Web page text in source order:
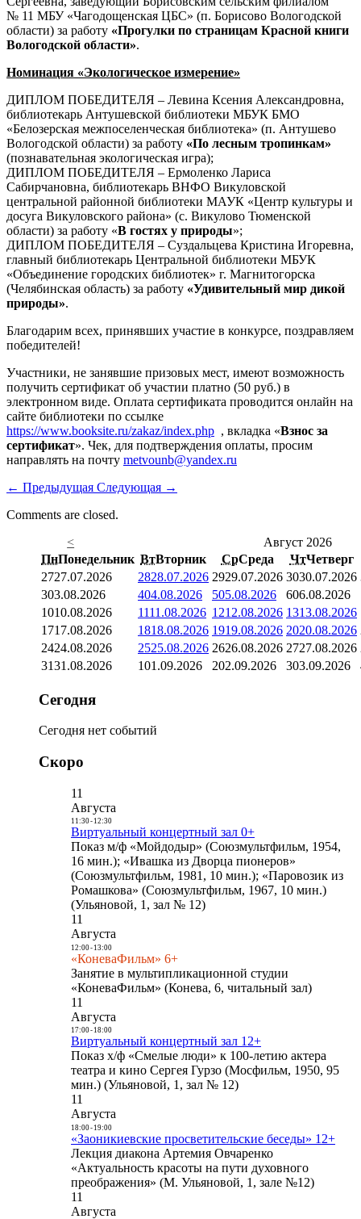
№ 11 МБУ «Чагодощенская ЦБС» (п. Борисово Вологодской
области) за работу «Прогулки по страницам Красной книги
Вологодской области».
Номинация «Экологическое измерение»
ДИПЛОМ ПОБЕДИТЕЛЯ – Левина Ксения Александровна,
библиотекарь Антушевской библиотеки МБУК БМО
«Белозерская межпоселенческая библиотека» (п. Антушево
Вологодской области) за работу «По лесным тропинкам»
(познавательная экологическая игра);
ДИПЛОМ ПОБЕДИТЕЛЯ – Ермоленко Лариса
Сабирчановна, библиотекарь ВНФО Викуловской
центральной районной библиотеки МАУК «Центр культуры и
досуга Викуловского района» (с. Викулово Тюменской
области) за работу «В гостях у природы»;
ДИПЛОМ ПОБЕДИТЕЛЯ – Суздальцева Кристина Игоревна,
главный библиотекарь Центральной библиотеки МБУК
«Объединение городских библиотек» г. Магнитогорска
(Челябинская область) за работу «Удивительный мир дикой
природы».
Благодарим всех, принявших участие в конкурсе, поздравляем
победителей!
Участники, не занявшие призовых мест, имеют возможность
получить сертификат об участии платно (50 руб.) в
электронном виде. Оплата сертификата проводится онлайн на
сайте библиотеки по ссылке
https://www.booksite.ru/zakaz/index.php , вкладка «Взнос за
сертификат». Чек, для подтверждения оплаты, просим
направлять на почту metvounb@yandex.ru
← Предыдущая Следующая →
Comments are closed.
<
Август 2026
ПнПонедельник ВтВторник СрСреда ЧтЧетверг
2727.07.2026 2828.07.2026 2929.07.2026 3030.07.2026
303.08.2026 404.08.2026 505.08.2026 606.08.2026
1010.08.2026 1111.08.2026 1212.08.2026 1313.08.2026
1717.08.2026 1818.08.2026 1919.08.2026 2020.08.2026
2424.08.2026 2525.08.2026 2626.08.2026 2727.08.2026
3131.08.2026 101.09.2026 202.09.2026 303.09.2026
Сегодня
Сегодня нет событий
Скоро
11
Августа
11:30- 12:30
Виртуальный концертный зал 0+
Показ м/ф «Мойдодыр» (Союзмультфильм, 1954,
16 мин.); «Ивашка из Дворца пионеров»
(Союзмультфильм, 1981, 10 мин.); «Паровозик из
Ромашкова» (Союзмультфильм, 1967, 10 мин.)
(Ульяновой, 1, зал № 12)
11
Августа
12:00- 13:00
«КоневаФильм» 6+
Занятие в мультипликационной студии
«КоневаФильм» (Конева, 6, читальный зал)
11
Августа
17:00- 18:00
Виртуальный концертный зал 12+
Показ х/ф «Смелые люди» к 100-летию актера
театра и кино Сергея Гурзо (Мосфильм, 1950, 95
мин.) (Ульяновой, 1, зал № 12)
11
Августа
18:00- 19:00
«Заоникиевские просветительские беседы» 12+
Лекция диакона Артемия Овчаренко
«Актуальность красоты на пути духовного
преображения» (М. Ульяновой, 1, зале №12)
11
Августа